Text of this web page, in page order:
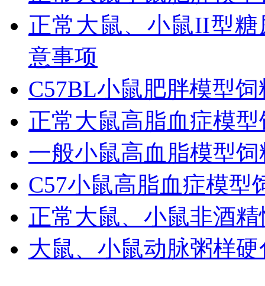
正常大鼠、小鼠II型
意事项
C57BL小鼠肥胖模型
正常大鼠高脂血症模
一般小鼠高血脂模型
C57小鼠高脂血症模型
正常大鼠、小鼠非酒
大鼠、小鼠动脉粥样